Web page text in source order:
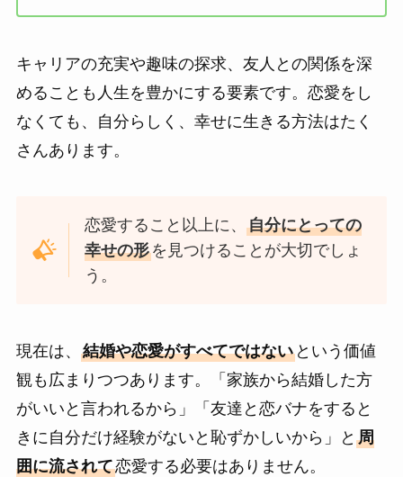
キャリアの充実や趣味の探求、友人との関係を深
めることも人生を豊かにする要素です。恋愛をし
なくても、自分らしく、幸せに生きる方法はたく
さんあります。
恋愛すること以上に、自分にとっての
幸せの形を見つけることが大切でしょ
う。
現在は、 結婚や恋愛がすべてではないという価値
観も広まりつつあります。「家族から結婚した方
がいいと言われるから」「友達と恋バナをすると
きに自分だけ経験がないと恥ずかしいから」と 周
囲に流されて恋愛する必要はありません。